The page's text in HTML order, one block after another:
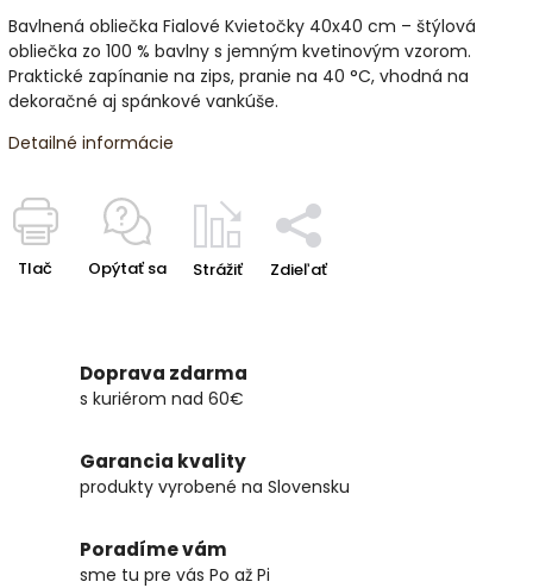
Bavlnená obliečka Fialové Kvietočky 40x40 cm – štýlová
obliečka zo 100 % bavlny s jemným kvetinovým vzorom.
Praktické zapínanie na zips, pranie na 40 °C, vhodná na
dekoračné aj spánkové vankúše.
Detailné informácie
Tlač Opýtať sa Strážiť Zdieľať
Doprava zdarma
s kuriérom nad 60€
Garancia kvality
produkty vyrobené na Slovensku
Poradíme vám
sme tu pre vás Po až Pi